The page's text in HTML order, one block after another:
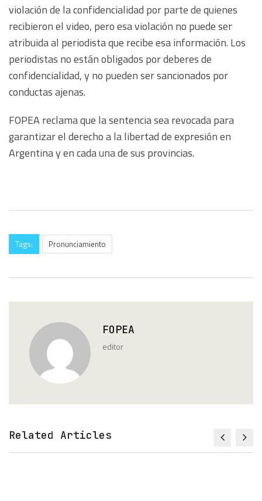
violación de la confidencialidad por parte de quienes
recibieron el video, pero esa violación no puede ser
atribuida al periodista que recibe esa información. Los
periodistas no están obligados por deberes de
confidencialidad, y no pueden ser sancionados por
conductas ajenas.
FOPEA reclama que la sentencia sea revocada para
garantizar el derecho a la libertad de expresión en
Argentina y en cada una de sus provincias.
Tags: Pronunciamiento
FOPEA
editor
Related Articles